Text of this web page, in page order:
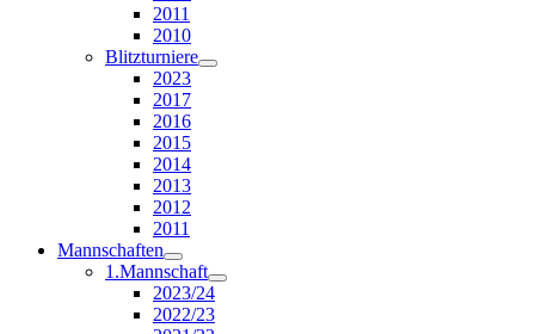
2011
2010
Blitzturniere
2023
2017
2016
2015
2014
2013
2012
2011
Mannschaften
1.Mannschaft
2023/24
2022/23